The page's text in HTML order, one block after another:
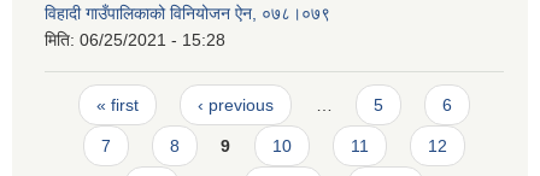
विहादी गाउँपालिकाको विनियोजन ऐन, ०७८।०७९
मिति: 06/25/2021 - 15:28
Pages
« first ‹ previous … 5 6
7 8 9 10 11 12